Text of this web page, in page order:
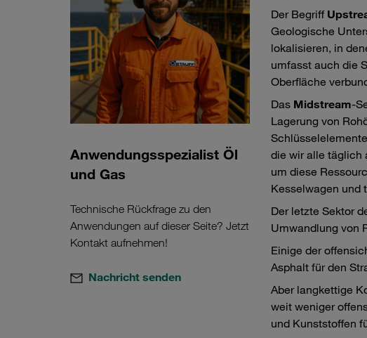
Anwendungsspezialist Öl
und Gas
Technische Rückfrage zu den
Anwendungen auf dieser Seite? Jetzt
Kontakt aufnehmen!
Nachricht senden
Der Begriff
Geologische
lokalisieren, in
umfasst auch die
Oberfläche
Das Midstream-
Lagerung von
die wir alle täglich
um diese
Kesselwagen und
Der letzte Sektor
Umwandlung von
Einige der
Asphalt für den
Aber langkettige
weit weniger
und Kunststoffen